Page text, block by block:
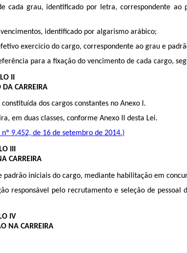
grau, identificado por letra, correspondente ao
identificado por algarismo arábico;
exercício do cargo, correspondente ao grau e
para a fixação do vencimento de cada cargo,
II
DA CARREIRA
dos cargos constantes no Anexo I.
em duas classes, conforme Anexo II desta Lei.
9.452, de 16 de setembro de 2014.)
III
CARREIRA
iniciais do cargo, mediante habilitação em
responsável pelo recrutamento e seleção de pessoal
IV
NA CARREIRA